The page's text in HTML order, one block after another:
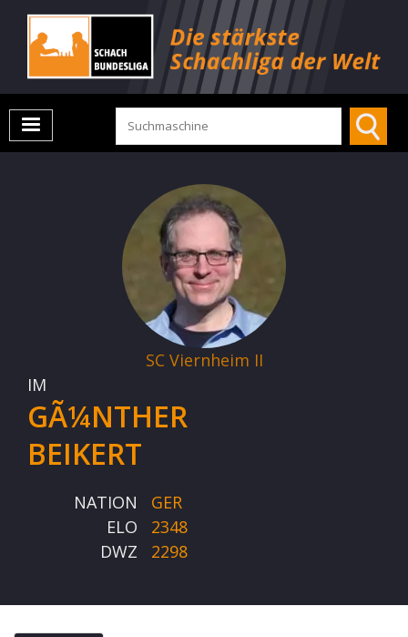
SC Viernheim II
IM
GÃ¼NTHER
BEIKERT
NATION
GER
ELO
2348
DWZ
2298